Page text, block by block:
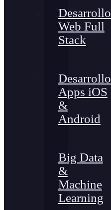
Desarrollo
Web Full
Stack
Desarrollo
Apps iOS
&
Android
Big Data
&
Machine
Learning